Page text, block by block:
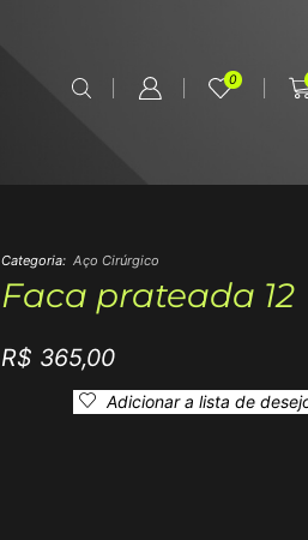
0
Categoria: Aço Cirúrgico
Faca prateada 12
R$ 365,00
Adicionar a lista de